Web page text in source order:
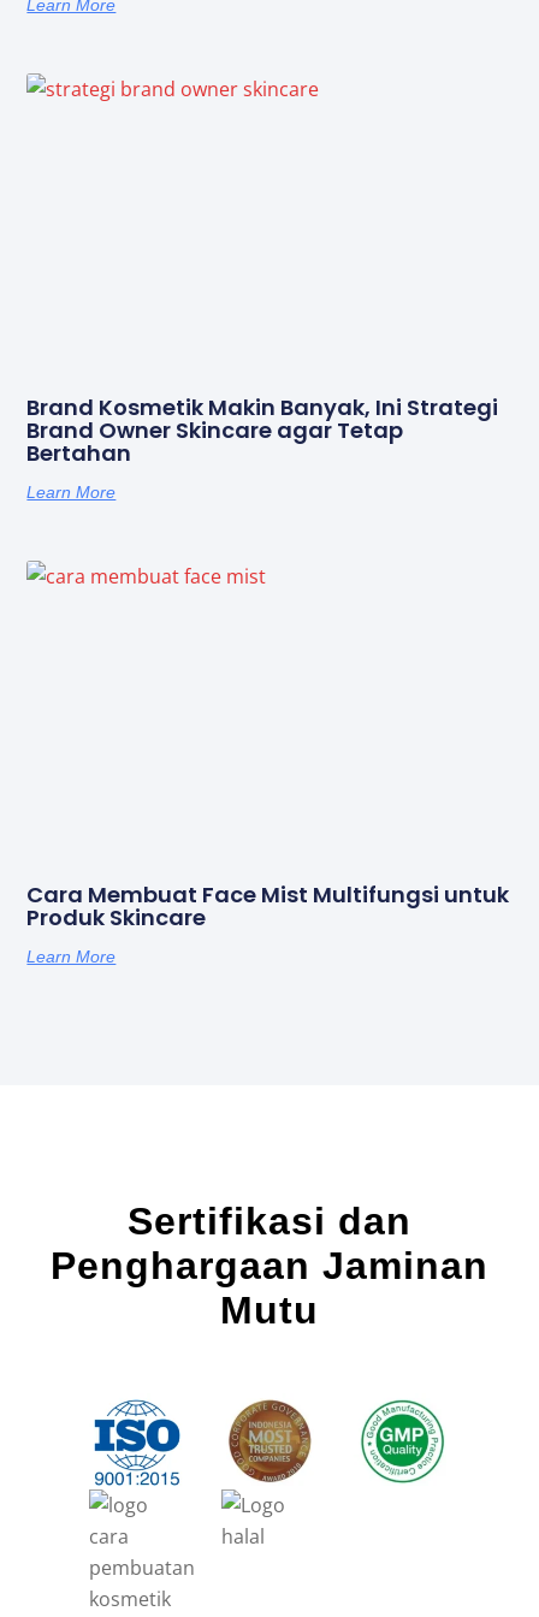
Learn More
Brand Kosmetik Makin Banyak, Ini Strategi
Brand Owner Skincare agar Tetap
Bertahan
Learn More
Cara Membuat Face Mist Multifungsi untuk
Produk Skincare
Learn More
Sertifikasi dan
Penghargaan Jaminan
Mutu